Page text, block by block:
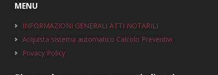
MENU
INFORMAZIONI GENERALI ATTI NOTARILI
Acquista sistema automatico Calcolo Preventivi
Privacy Policy